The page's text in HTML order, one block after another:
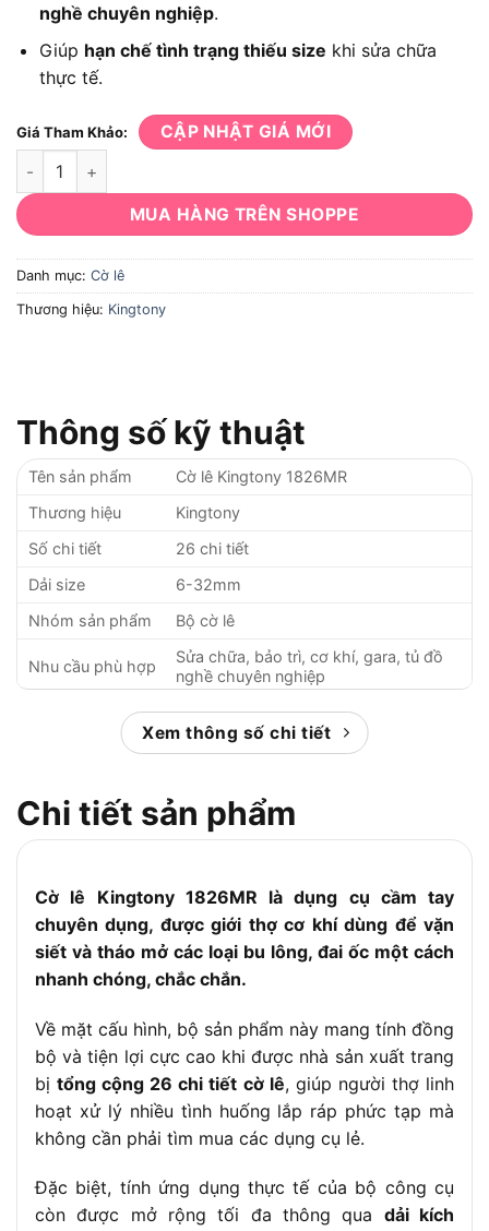
nghề chuyên nghiệp.
Giúp hạn chế tình trạng thiếu size khi sửa chữa
thực tế.
Giá Tham Khảo: CẬP NHẬT GIÁ MỚI
Cờ lê Kingtony 1826MR: 26 chi tiết, size 6-32mm số lượng
MUA HÀNG TRÊN SHOPPE
Danh mục: Cờ lê
Thương hiệu: Kingtony
Thông số kỹ thuật
Tên sản phẩm
Cờ lê Kingtony 1826MR
Thương hiệu
Kingtony
Số chi tiết
26 chi tiết
Dải size
6-32mm
Nhóm sản phẩm
Bộ cờ lê
Nhu cầu phù hợp
Sửa chữa, bảo trì, cơ khí, gara, tủ đồ
nghề chuyên nghiệp
Giá bán tại Chợ
5.773.000 VNĐ
Xem thông số chi tiết
Chi tiết sản phẩm
Cờ lê Kingtony 1826MR là dụng cụ cầm tay
chuyên dụng, được giới thợ cơ khí dùng để vặn
siết và tháo mở các loại bu lông, đai ốc một cách
nhanh chóng, chắc chắn.
Về mặt cấu hình, bộ sản phẩm này mang tính đồng
bộ và tiện lợi cực cao khi được nhà sản xuất trang
bịtổng cộng 26 chi tiết cờ lê, giúp người thợ linh
hoạt xử lý nhiều tình huống lắp ráp phức tạp mà
không cần phải tìm mua các dụng cụ lẻ.
Đặc biệt, tính ứng dụng thực tế của bộ công cụ
còn được mở rộng tối đa thông qua dải kích